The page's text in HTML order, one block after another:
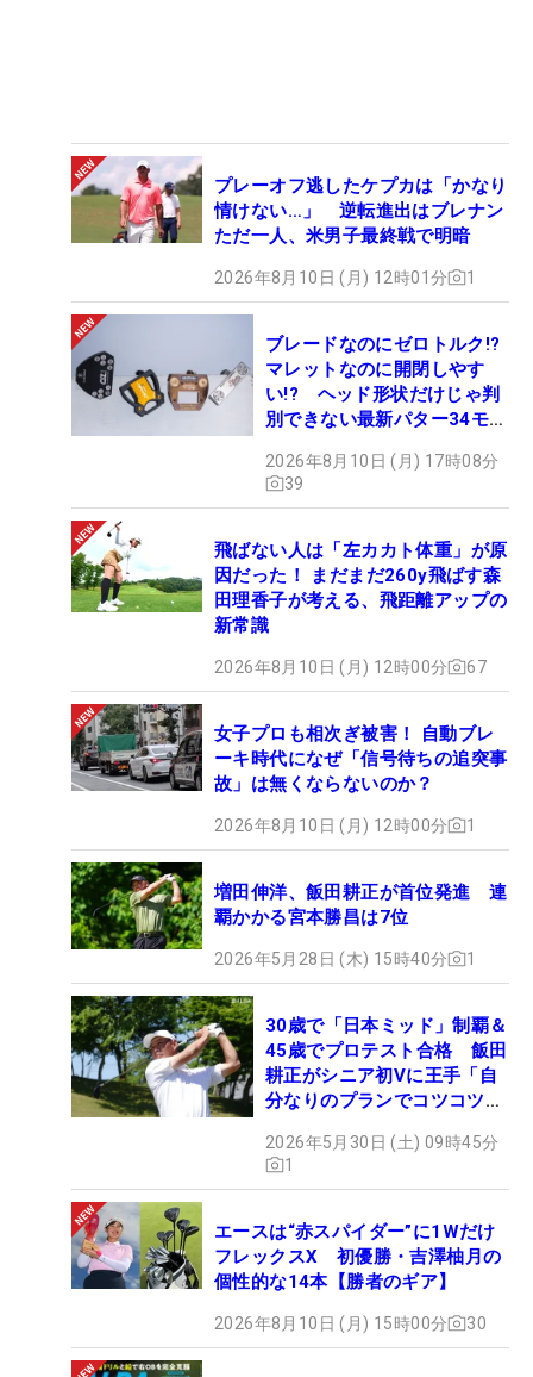
プレーオフ逃したケプカは「かなり
情けない…」 逆転進出はブレナン
ただ一人、米男子最終戦で明暗
2026年8月10日 (月) 12時01分 1
ブレードなのにゼロトルク!?
マレットなのに開閉しやす
い!? ヘッド形状だけじゃ判
別できない最新パター34モデ
#ギアカタログ2026
2026年8月10日 (月) 17時08分
39
飛ばない人は「左カカト体重」が原
因だった！ まだまだ260y飛ばす森
田理香子が考える、飛距離アップの
新常識
2026年8月10日 (月) 12時00分 67
女子プロも相次ぎ被害！ 自動ブレ
ーキ時代になぜ「信号待ちの追突事
故」は無くならないのか？
2026年8月10日 (月) 12時00分 1
増田伸洋、飯田耕正が首位発進 連
覇かかる宮本勝昌は7位
2026年5月28日 (木) 15時40分 1
30歳で「日本ミッド」制覇＆
45歳でプロテスト合格 飯田
耕正がシニア初Vに王手「自
分なりのプランでコツコツ
2026年5月30日 (土) 09時45分
1
エースは“赤スパイダー”に1Wだけ
フレックスX 初優勝・吉澤柚月の
個性的な14本【勝者のギア】
2026年8月10日 (月) 15時00分 30